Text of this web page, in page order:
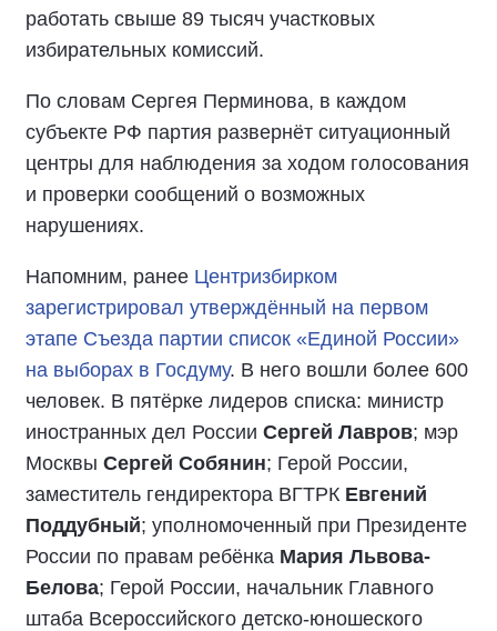
работать свыше 89 тысяч участковых
избирательных комиссий.
По словам Сергея Перминова, в каждом
субъекте РФ партия развернёт ситуационный
центры для наблюдения за ходом голосования
и проверки сообщений о возможных
нарушениях.
Напомним, ранее Центризбирком
зарегистрировал утверждённый на первом
этапе Съезда партии список «Единой России»
на выборах в Госдуму. В него вошли более 600
человек. В пятёрке лидеров списка: министр
иностранных дел России Сергей Лавров; мэр
Москвы Сергей Собянин; Герой России,
заместитель гендиректора ВГТРК Евгений
Поддубный; уполномоченный при Президенте
России по правам ребёнка Мария Львова-
Белова; Герой России, начальник Главного
штаба Всероссийского детско-юношеского